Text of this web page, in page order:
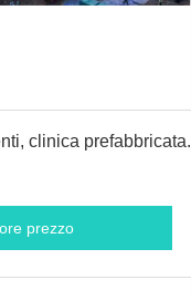
clinica prefabbricata.
prezzo